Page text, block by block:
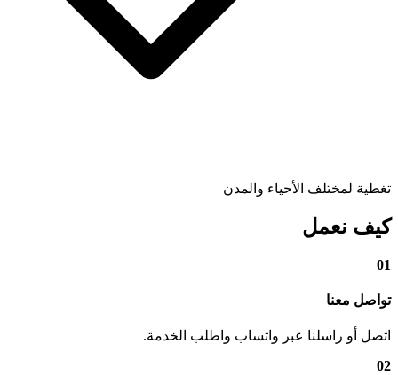
تغطية لمختلف الأحياء والمدن
كيف نعمل
01
تواصل معنا
اتصل أو راسلنا عبر واتساب واطلب الخدمة.
02